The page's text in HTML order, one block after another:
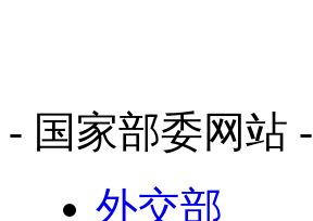
- 国家部委网站 -
外交部